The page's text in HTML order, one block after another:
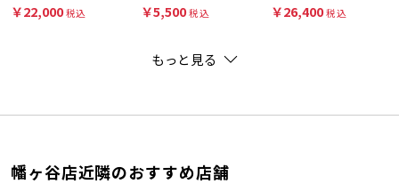
￥22,000税込 ￥5,500税込 ￥26,400税込
もっと見る
幡ヶ谷店近隣のおすすめ店舗